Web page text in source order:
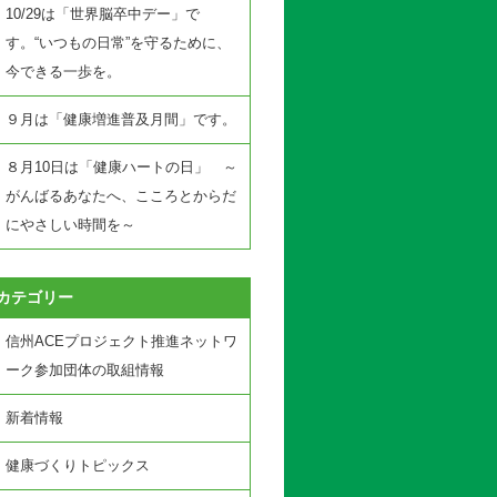
10/29は「世界脳卒中デー」で
す。“いつもの日常”を守るために、
今できる一歩を。
９月は「健康増進普及月間」です。
８月10日は「健康ハートの日」 ～
がんばるあなたへ、こころとからだ
にやさしい時間を～
テゴリー
信州ACEプロジェクト推進ネットワ
ーク参加団体の取組情報
新着情報
健康づくりトピックス